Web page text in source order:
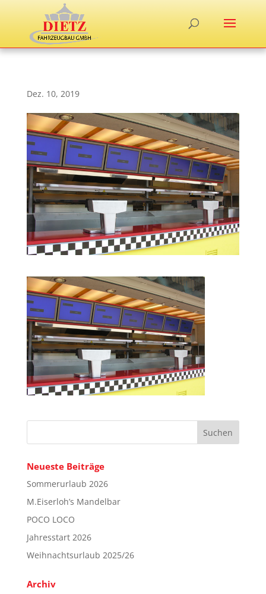
Dez. 10, 2019
Neueste Beiträge
Sommerurlaub 2026
M.Eiserloh’s Mandelbar
POCO LOCO
Jahresstart 2026
Weihnachtsurlaub 2025/26
Archiv